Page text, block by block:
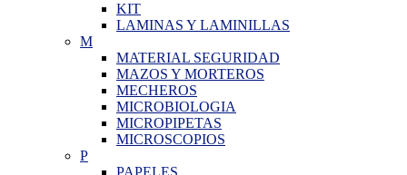
KIT
LAMINAS Y LAMINILLAS
M
MATERIAL SEGURIDAD
MAZOS Y MORTEROS
MECHEROS
MICROBIOLOGIA
MICROPIPETAS
MICROSCOPIOS
P
PAPELES